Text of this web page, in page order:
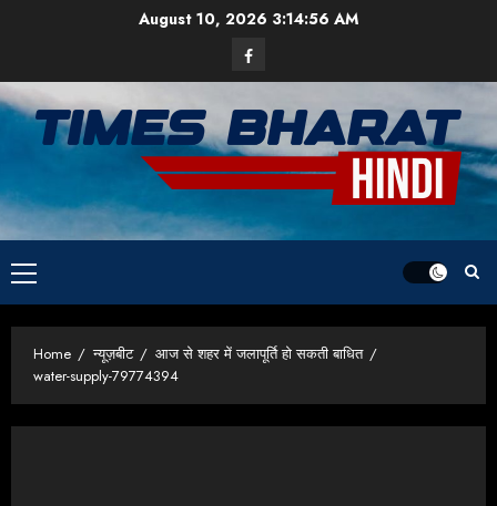
August 10, 2026 3:14:57 AM
Facebook
Primary
Menu
Home न्यूज़बीट
आज से शहर में जलापूर्ति हो सकती बाधित
water-supply-79774394